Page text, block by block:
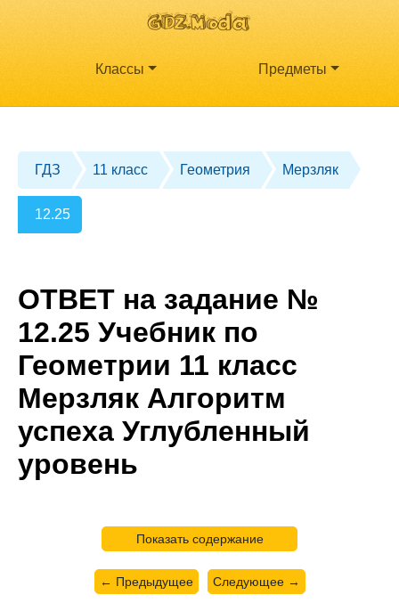
Классы Предметы
ГДЗ 11 класс Геометрия Мерзляк
12.25
ОТВЕТ на задание №
12.25 Учебник по
Геометрии 11 класс
Мерзляк Алгоритм
успеха Углубленный
уровень
Показать содержание
← Предыдущее Следующее →